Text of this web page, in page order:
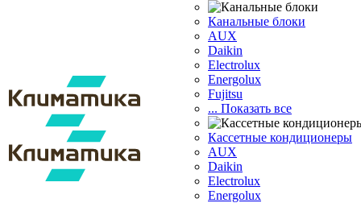
Канальные блоки
AUX
Dаikin
Electrolux
Energolux
Fujitsu
... Показать все
Кассетные кондиционеры
AUX
Daikin
Electrolux
Energolux